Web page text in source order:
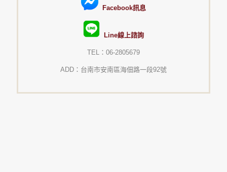
Facebook訊息
Line線上諮詢
TEL：06-2805679
ADD：台南市安南區海佃路一段92號